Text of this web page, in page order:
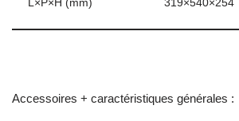
L×P×H (mm) 319×540×254
Accessoires + caractéristiques générales :